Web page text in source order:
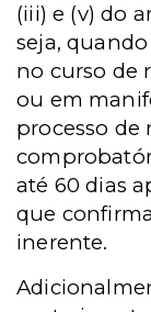
(iii) e (v) do
seja,
no curso de
ou em
processo de
até 60 dias
que
inerente.